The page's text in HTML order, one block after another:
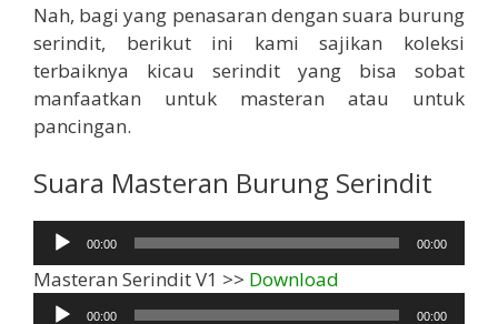
Nah, bagi yang penasaran dengan suara burung
serindit, berikut ini kami sajikan koleksi
terbaiknya kicau serindit yang bisa sobat
manfaatkan untuk masteran atau untuk
pancingan.
Suara Masteran Burung Serindit
Pemutar
Audio
00:00 00:00
Masteran Serindit V1 >> Download
Audio
00:00 00:00